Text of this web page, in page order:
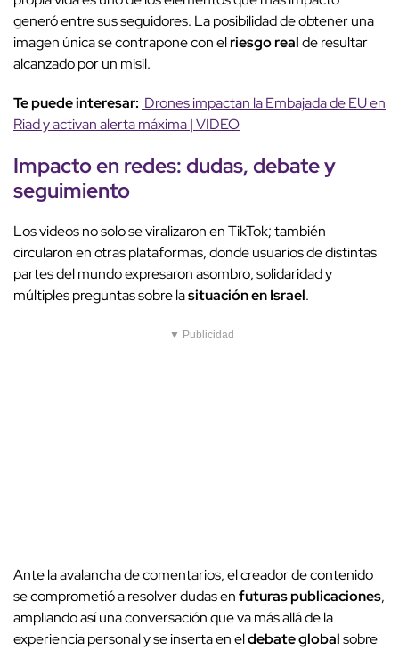
generó entre sus seguidores. La posibilidad de obtener una
imagen única se contrapone con elriesgo realde resultar
alcanzado por un misil.
Te puede interesar: Drones impactan la Embajada de EU en
Riad y activan alerta máxima | VIDEO
Impacto en redes: dudas, debate y
seguimiento
Los videos no solo se viralizaron en TikTok; también
circularon en otras plataformas, donde usuarios de distintas
partes del mundo expresaron asombro, solidaridad y
múltiples preguntas sobre lasituación en Israel.
▼ Publicidad
Ante la avalancha de comentarios, el creador de contenido
se comprometió a resolver dudas enfuturas publicaciones,
ampliando así una conversación que va más allá de la
experiencia personal y se inserta en eldebate globalsobre